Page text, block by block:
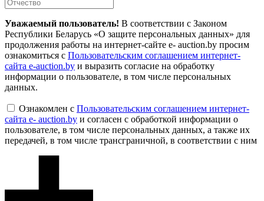
Уважаемый пользователь! В соответствии с Законом
Республики Беларусь «О защите персональных данных» для
продолжения работы на интернет-сайте e- auction.by просим
ознакомиться с Пользовательским соглашением интернет-
сайта e-auction.by и выразить согласие на обработку
информации о пользователе, в том числе персональных
данных.
Ознакомлен с Пользовательским соглашением интернет-
сайта e- auction.by и согласен с обработкой информации о
пользователе, в том числе персональных данных, а также их
передачей, в том числе трансграничной, в соответствии с ним